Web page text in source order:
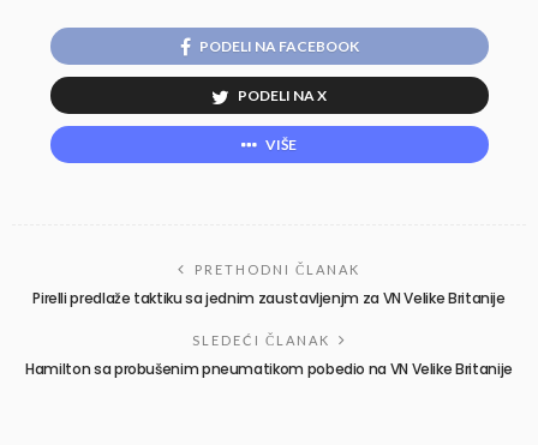
PODELI NA FACEBOOK
PODELI NA X
VIŠE
PRETHODNI ČLANAK
Pirelli predlaže taktiku sa jednim zaustavljenjm za VN Velike Britanije
SLEDEĆI ČLANAK
Hamilton sa probušenim pneumatikom pobedio na VN Velike Britanije